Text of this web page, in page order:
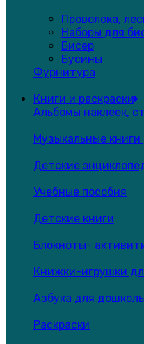
Проволока,
Наборы для
Бисер
Бусины
Фурнитура
Книги и раскраски
Альбомы наклеек,
Музыкальные
Детские
Учебные пособия
Детские книги
Блокноты-
Книжки-игрушки
Азбука для
Раскраски